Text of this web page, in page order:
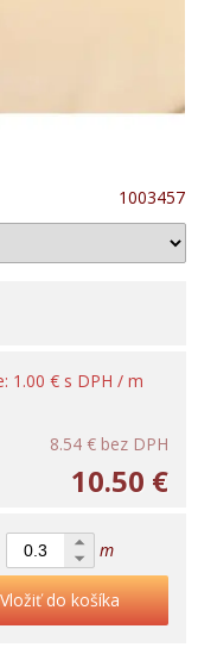
1003457
1.00 € s DPH / m
8.54 € bez DPH
10.50 €
m
Vložiť do košíka